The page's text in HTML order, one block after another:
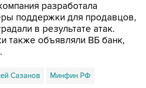
разработала
поддержки для продавцов,
в результате атак.
также объявляли ВБ банк,
.
Сазанов Минфин РФ